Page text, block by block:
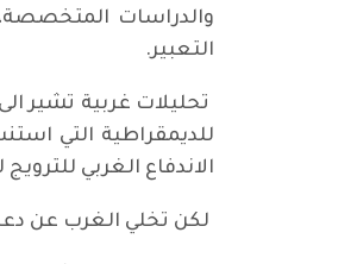
والدراسات
التعبير.
تحليلات غربية تشير
للديمقراطية التي
الاندفاع الغربي
لكن تخلي الغرب عن